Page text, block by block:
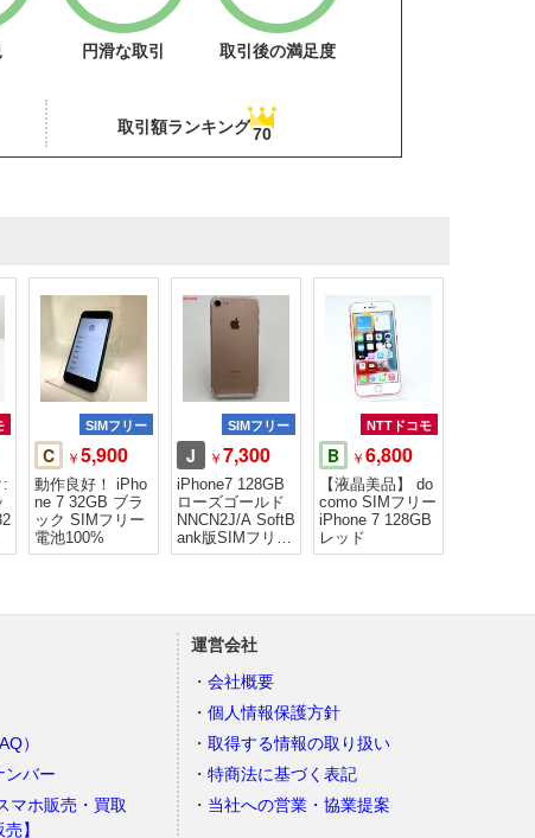
円滑な取引 取引後の満足度
取引額ランキング70
:
SIMフリー
C ￥5,900
動作良好！ iPho
ne 7 32GB ブラ
ック SIMフリー
電池100%
SIMフリー
J ￥7,300
iPhone7 128GB
ローズゴールド
NNCN2J/A SoftB
ank版SIMフリー
ジャン
NTTドコモ
B ￥6,800
【液晶美品】 do
como SIMフリー
iPhone 7 128GB
レッド
）
ンバー
マホ販売・買取
】
運営会社
会社概要
個人情報保護方針
取得する情報の取り扱い
特商法に基づく表記
当社への営業・協業提案